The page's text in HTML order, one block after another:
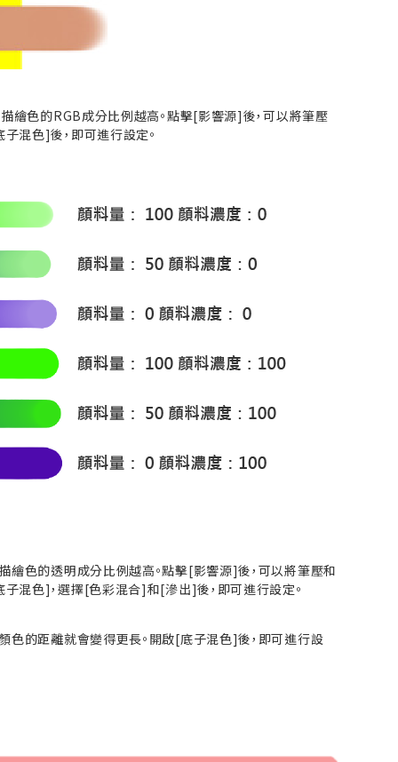
繪色的RGB成分比例越高。點擊[影響源]後，可以將筆壓
子混色]後，即可進行設定。
繪色的透明成分比例越高。點擊[影響源]後，可以將筆壓和
子混色]，選擇[色彩混合]和[滲出]後，即可進行設定。
色的距離就會變得更長。開啟[底子混色]後，即可進行設